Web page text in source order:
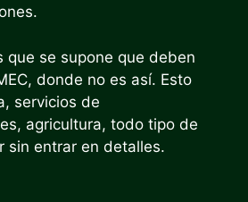
que se supone que deben
donde no es así. Esto
servicios de
agricultura, todo tipo de
sin entrar en detalles.